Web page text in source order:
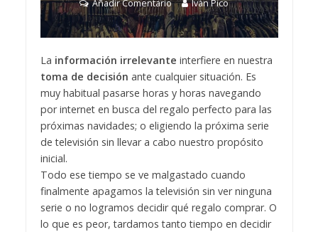
Añadir Comentario Iván Pico
La información irrelevante interfiere en nuestra
toma de decisión ante cualquier situación. Es
muy habitual pasarse horas y horas navegando
por internet en busca del regalo perfecto para las
próximas navidades; o eligiendo la próxima serie
de televisión sin llevar a cabo nuestro propósito
inicial.
Todo ese tiempo se ve malgastado cuando
finalmente apagamos la televisión sin ver ninguna
serie o no logramos decidir qué regalo comprar. O
lo que es peor, tardamos tanto tiempo en decidir